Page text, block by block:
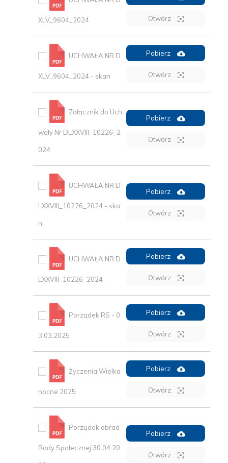
XLV_9604_2024 Otwórz
UCHWAŁA NR D
XLV_9604_2024 - skan
Pobierz
Otwórz
Załącznik do Uch
wały Nr DLXXVIII_10226_2
024
Pobierz
Otwórz
UCHWAŁA NR D
LXXVIII_10226_2024 - ska
n
Pobierz
Otwórz
UCHWAŁA NR D
LXXVIII_10226_2024
Pobierz
Otwórz
Porządek RS - 0
3.03.2025
Pobierz
Otwórz
Życzenia Wielka
nocne 2025
Pobierz
Otwórz
Porządek obrad
Rady Społecznej 30.04.20
Pobierz
Otwórz